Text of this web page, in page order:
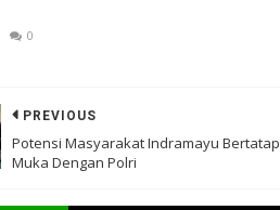
0
PREVIOUS
Potensi Masyarakat Indramayu Bertatap
Muka Dengan Polri